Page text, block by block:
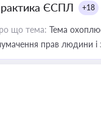
ЄСПЛ +18
що тема: Тема
прав людини і